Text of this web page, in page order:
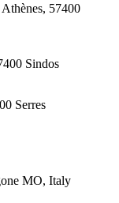
57400
Sindos
Serres
MO, Italy